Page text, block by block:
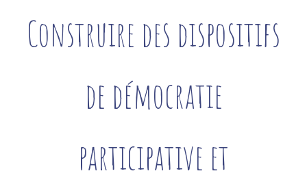
Construire des dispositifs
de démocratie
participative et